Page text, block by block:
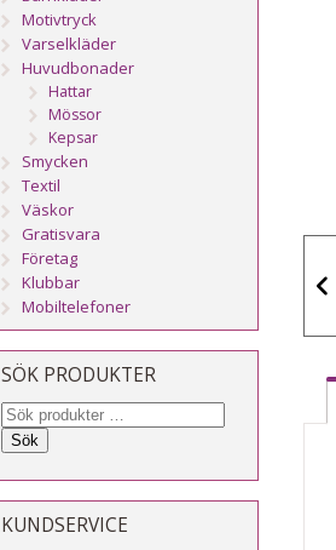
Motivtryck
Varselkläder
Huvudbonader
Hattar
Mössor
Kepsar
Smycken
Textil
Väskor
Gratisvara
Företag
Klubbar
Mobiltelefoner
SÖK PRODUKTER
Sök
KUNDSERVICE